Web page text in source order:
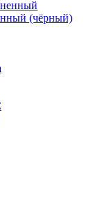
(чёрный)